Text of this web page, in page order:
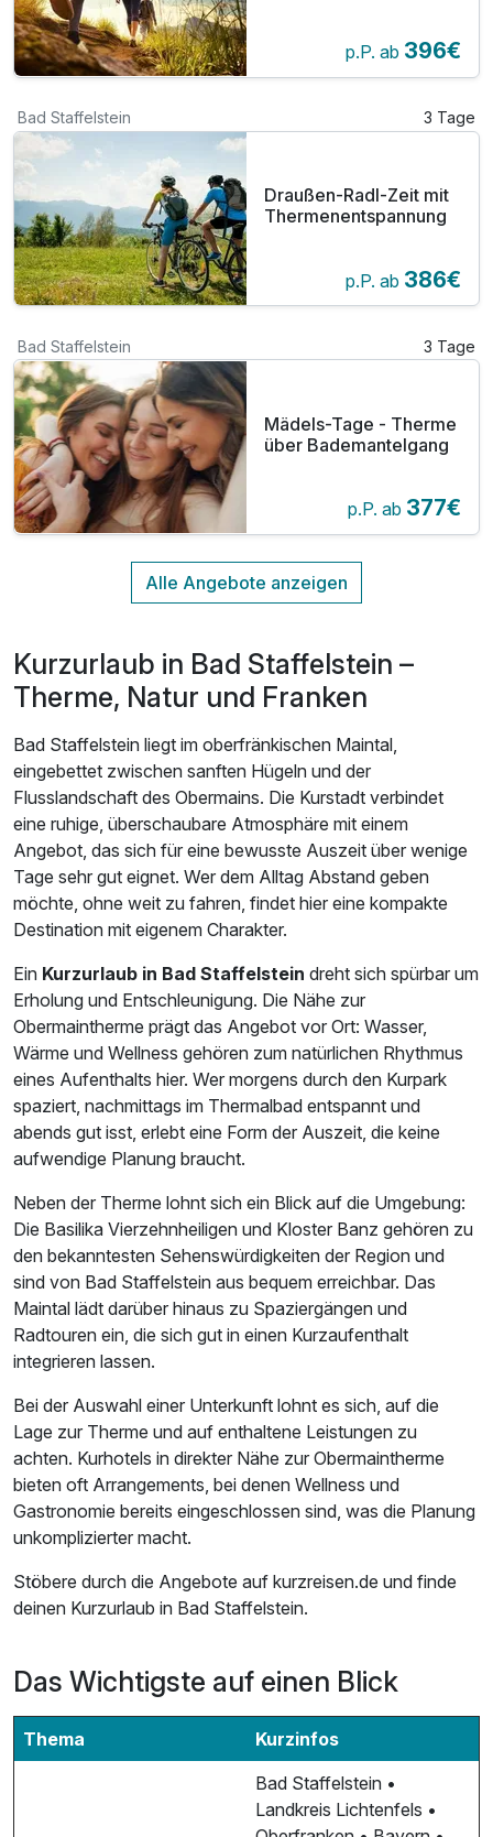
p.P. ab 396€
Bad Staffelstein 3 Tage
Draußen-Radl-Zeit mit
Thermenentspannung
p.P. ab 386€
Bad Staffelstein 3 Tage
Mädels-Tage - Therme
über Bademantelgang
p.P. ab 377€
Kurzurlaub in Bad Staffelstein –
Therme, Natur und Franken
Bad Staffelstein liegt im oberfränkischen Maintal,
eingebettet zwischen sanften Hügeln und der
Flusslandschaft des Obermains. Die Kurstadt verbindet
eine ruhige, überschaubare Atmosphäre mit einem
Angebot, das sich für eine bewusste Auszeit über wenige
Tage sehr gut eignet. Wer dem Alltag Abstand geben
möchte, ohne weit zu fahren, findet hier eine kompakte
Destination mit eigenem Charakter.
Ein Kurzurlaub in Bad Staffelstein dreht sich spürbar um
Erholung und Entschleunigung. Die Nähe zur
Obermaintherme prägt das Angebot vor Ort: Wasser,
Wärme und Wellness gehören zum natürlichen Rhythmus
eines Aufenthalts hier. Wer morgens durch den Kurpark
spaziert, nachmittags im Thermalbad entspannt und
abends gut isst, erlebt eine Form der Auszeit, die keine
aufwendige Planung braucht.
Neben der Therme lohnt sich ein Blick auf die Umgebung:
Die Basilika Vierzehnheiligen und Kloster Banz gehören zu
den bekanntesten Sehenswürdigkeiten der Region und
sind von Bad Staffelstein aus bequem erreichbar. Das
Maintal lädt darüber hinaus zu Spaziergängen und
Radtouren ein, die sich gut in einen Kurzaufenthalt
integrieren lassen.
Bei der Auswahl einer Unterkunft lohnt es sich, auf die
Lage zur Therme und auf enthaltene Leistungen zu
achten. Kurhotels in direkter Nähe zur Obermaintherme
bieten oft Arrangements, bei denen Wellness und
Gastronomie bereits eingeschlossen sind, was die Planung
unkomplizierter macht.
Stöbere durch die Angebote auf kurzreisen.de und finde
deinen Kurzurlaub in Bad Staffelstein.
Das Wichtigste auf einen Blick
Thema
Kurzinfos
Bad Staffelstein •
Landkreis Lichtenfels •